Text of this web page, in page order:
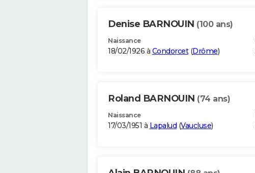
Denise BARNOUIN (100 ans)
Naissance
18/02/1926 à Condorcet(Drôme)
Roland BARNOUIN (74 ans)
Naissance
17/03/1951 à Lapalud (Vaucluse)